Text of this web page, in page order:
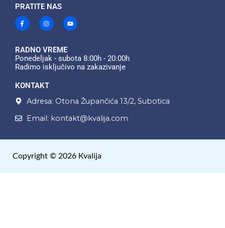
PRATITE NAS
F
a
c
o
o
k
-
I
n
s
g
r
a
m
Y
o
u
RADNO VREME
Ponedeljak - subota 8:00h - 20:00h
Radimo isključivo na zakazivanje
KONTAKT
Adresa: Otona Župančića 13/2, Subotica
Email: kontakt@kvalija.com
Copyright © 2026 Kvalija